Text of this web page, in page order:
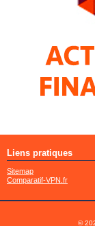
Liens pratiques
Sitemap
Comparatif-VPN.fr
©